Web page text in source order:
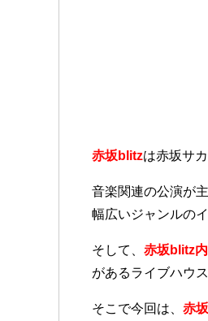
赤坂blitzは赤坂サ
音楽関連の公演が
幅広いジャンルの
そして、 赤坂blitz内
があるライブハウス
そこで今回は、 赤